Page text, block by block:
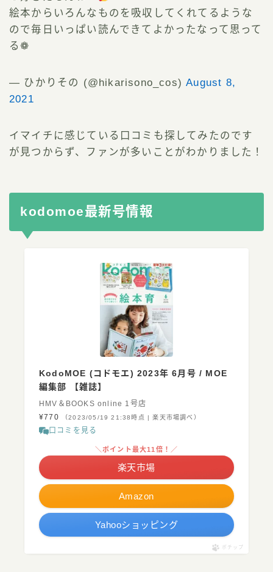
絵本からいろんなものを吸収してくれてるような
ので毎日いっぱい読んできてよかったなって思って
る❁︎
— ひかりその (@hikarisono_cos)August 8,
2021
イマイチに感じている口コミも探してみたのです
が見つからず、ファンが多いことがわかりました！
kodomoe最新号情報
KodoMOE (コドモエ) 2023年 6月号 / MOE
編集部 【雑誌】
HMV＆BOOKS online 1号店
¥770
（2023/05/19 21:38時点 | 楽天市場調べ）
口コミを見る
Amazon
＼ポイント最大11倍！／
楽天市場
Yahooショッピング
ポチップ